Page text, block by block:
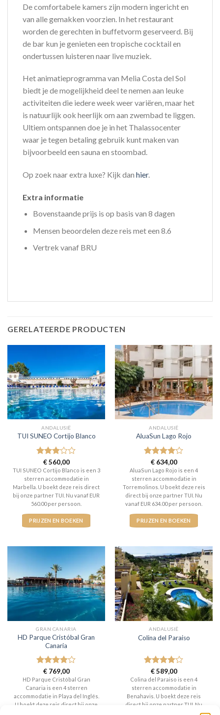
De comfortabele kamers zijn modern ingericht en
van alle gemakken voorzien. In het restaurant
worden de gerechten in buffetvorm geserveerd. Bij
de bar kun je genieten een tropische cocktail en
ondertussen luisteren naar live muziek.
Het animatieprogramma van Melia Costa del Sol
biedt je de mogelijkheid deel te nemen aan leuke
activiteiten die iedere week weer variëren, maar het
is natuurlijk ook heerlijk om aan zwembad te liggen.
Ultiem ontspannen doe je in het Thalassocenter
waar je tegen betaling gebruik kunt maken van
bijvoorbeeld een sauna en stoombad.
Op zoek naar extra luxe? Kijk dan hier.
Extra informatie
Bovenstaande prijs is op basis van 8 dagen
Mensen beoordelen deze reis met een 8.6
Vertrek vanaf BRU
GERELATEERDE PRODUCTEN
ANDALUSIË
TUI SUNEO Cortijo Blanco
Gewaardeerd
3uit 5
€560,00
TUI SUNEO Cortijo Blanco is een 3
sterren accommodatie in
Marbella. U boekt deze reis direct
bij onze partner TUI. Nu vanaf EUR
560.00 per persoon.
PRIJZEN EN BOEKEN
ANDALUSIË
AluaSun Lago Rojo
Gewaardeerd
4uit 5
€634,00
AluaSun Lago Rojo is een 4
sterren accommodatie in
Torremolinos. U boekt deze reis
direct bij onze partner TUI. Nu
vanaf EUR 634.00 per persoon.
PRIJZEN EN BOEKEN
GRAN CANARIA
HD Parque Cristóbal Gran
Canaria
Gewaardeerd
4uit 5
€769,00
HD Parque Cristóbal Gran
Canaria is een 4 sterren
accommodatie in Playa del Inglés.
U boekt deze reis direct bij onze
ANDALUSIË
Colina del Paraiso
Gewaardeerd
4 uit 5
€589,00
Colina del Paraiso is een 4
sterren accommodatie in
Benahavis. U boekt deze reis
direct bij onze partner TUI. Nu
vanaf EUR 589.00 per persoon.